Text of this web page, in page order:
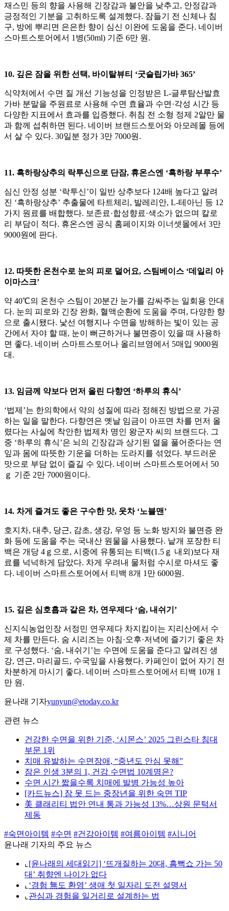
재스민 등의 향을 사용해 긴장감과 불안을 낮추고, 안정감과
긍정적인 기분을 고취하도록 설계했다. 잠들기 전 신체나 침
구, 방에 뿌리면 은은한 향이 심신 이완에 도움을 준다. 네이버
스마트스토어에서 1병(50ml) 기준 6만 원.
10. 깊은 잠을 위한 선택, 바이탈뷰티 ‘굿슬립가바 365’
식약처에서 수면 질 개선 기능성을 인정받은 L-글루탐산발효
가바 분말을 주원료로 사용해 수면 효율과 수면·각성 시간 등
다양한 지표에서 효과를 입증했다. 취침 전 소형 정제 2알만 물
과 함께 섭취하면 된다. 네이버 브랜드스토어와 아모레몰 등에
서 살 수 있다. 30일분 정가 3만 7000원.
11. 흑하랑상추의 락투신으로 단잠, 휴온스엔 ‘흑하랑 부루수’
심신 안정 성분 ‘락투신’이 일반 상추보다 124배 높다고 알려
진 ‘흑하랑상추’ 추출물에 타트체리, 발레리안, L-테아닌 등 12
가지 원료를 배합했다. 보존료·합성향료·색소가 없으며 칼로
리 부담이 적다. 휴온스엔 공식 홈페이지와 이너셋몰에서 3만
9000원에 판다.
12. 따뜻한 온천수로 눈의 피로 덜어요, 스팀베이스 ‘데일리 아
이마스크’
약 40℃의 온천수 스팀이 20분간 눈가를 감싸주는 일회용 안대
다. 눈의 피로와 긴장 완화, 혈액순환에 도움을 주며, 다양한 향
으로 출시됐다. 낯선 여행지나 수면을 방해하는 빛이 있는 공
간에서 자야 할 때, 눈이 뻐근하거나 불면증이 있을 때 사용하
면 좋다. 네이버 스마트스토어나 올리브영에서 5매입 9000원
대.
13. 임금께 약보다 먼저 올린 다향연 ‘하루의 휴식’
‘법제’는 한의학에서 약의 성질에 따라 정해진 방법으로 가공
하는 일을 말한다. 다향연은 옛날 임금이 아프면 차를 먼저 올
렸다는 사실에 착안한 법제차 명인 왕군자 씨의 브랜드다. 그
중 ‘하루의 휴식’은 뇌의 긴장감과 상기된 열을 풀어준다는 연
잎과 몸에 따뜻한 기운을 더하는 도라지를 섞었다. 부드러운
맛으로 부담 없이 즐길 수 있다. 네이버 스마트스토어에서 50
ｇ 기준 2만 7000원이다.
14. 차게 즐겨도 좋은 구수한 맛, 웃차 ‘노블맨’
호지차, 대추, 당근, 감초, 생강, 우엉 등 노화 방지와 불면증 완
화 등에 도움을 주는 국내산 원물을 사용했다. 낱개 포장한 티
백은 개당 4ｇ으로, 시중에 유통되는 티백(1.5ｇ 내외)보다 재
료를 넉넉하게 담았다. 차게 우려내 물처럼 수시로 마셔도 좋
다. 네이버 스마트스토어에서 티백 8개 1만 6000원.
15. 깊은 심호흡과 같은 차, 연우제다 ‘숨, 내쉬기’
신지식농업인장 서정민 연우제다 차지킴이는 지리산에서 수
제 차를 만든다. 숨 시리즈는 아침·오후·저녁에 즐기기 좋은 차
로 구성했다. ‘숨, 내쉬기’는 수면에 도움을 준다고 알려진 생
강, 연근, 마리골드, 수국잎을 사용했다. 카페인이 없어 자기 전
차분하게 마시기 좋다. 네이버 스마트스토어에서 티백 10개 1
만 원.
윤나래 기자yunyun@etoday.co.kr
관련 뉴스
건강한 수면을 위한 기준, ‘시몬스’ 2025 그린스타 침대
부문 1위
치매 유발하는 수면장애, “중년도 안심 못해”
잠은 인생 3분의 1, 건강 수면법 10계명은?
수면 시간 짧을수록 치매에 발병 가능성 높아
[카드뉴스] 잠 못 드는 중장년을 위한 숙면 TIP
美 클래리티 법안 연내 통과 가능성 13%…상원 문턱서
제동
#숙면아이템 #수면 #건강아이템 #여름아이템 #시니어
윤나래 기자의 주요 뉴스
⌞ [윤나래의 세대읽기] ‘뜨개질하는 20대, 흠뻑쇼 가는 50
대’ 취향엔 나이가 없다
⌞ ‘경험 無도 환영’ 생애 첫 일자리 도전 설명서
⌞ 관심과 경험을 일거리로 설계하는 법